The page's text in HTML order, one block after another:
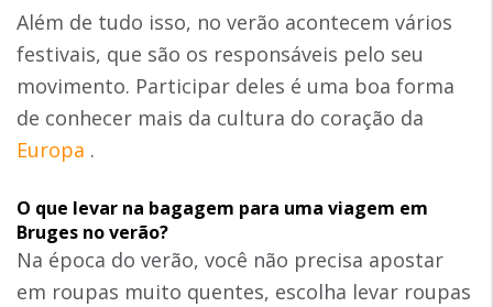
Além de tudo isso, no verão acontecem vários
festivais, que são os responsáveis pelo seu
movimento. Participar deles é uma boa forma
de conhecer mais da cultura do coração da
Europa .
O que levar na bagagem para uma viagem em
Bruges no verão?
Na época do verão, você não precisa apostar
em roupas muito quentes, escolha levar roupas